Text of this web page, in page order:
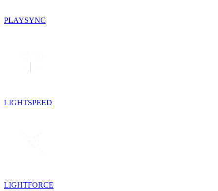
PLAYSYNC
LIGHTSPEED
LIGHTFORCE